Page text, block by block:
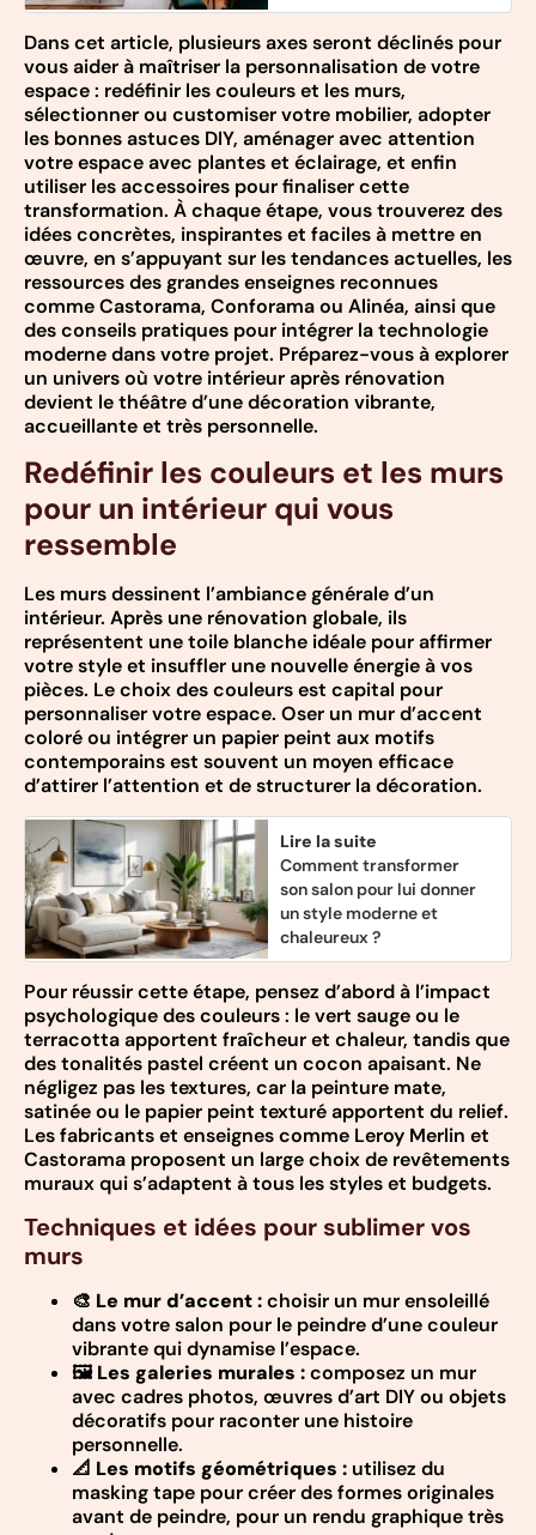
Dans cet article, plusieurs axes seront déclinés pour
vous aider à maîtriser la personnalisation de votre
espace : redéfinir les couleurs et les murs,
sélectionner ou customiser votre mobilier, adopter
les bonnes astuces DIY, aménager avec attention
votre espace avec plantes et éclairage, et enfin
utiliser les accessoires pour finaliser cette
transformation. À chaque étape, vous trouverez des
idées concrètes, inspirantes et faciles à mettre en
œuvre, en s’appuyant sur les tendances actuelles, les
ressources des grandes enseignes reconnues
comme Castorama, Conforama ou Alinéa, ainsi que
des conseils pratiques pour intégrer la technologie
moderne dans votre projet. Préparez-vous à explorer
un univers où votre intérieur après rénovation
devient le théâtre d’une décoration vibrante,
accueillante et très personnelle.
Redéfinir les couleurs et les murs
pour un intérieur qui vous
ressemble
Les murs dessinent l’ambiance générale d’un
intérieur. Après une rénovation globale, ils
représentent une toile blanche idéale pour affirmer
votre style et insuffler une nouvelle énergie à vos
pièces. Le choix des couleurs est capital pour
personnaliser votre espace. Oser un mur d’accent
coloré ou intégrer un papier peint aux motifs
contemporains est souvent un moyen efficace
d’attirer l’attention et de structurer la décoration.
Lire la suite
Comment transformer
son salon pour lui donner
un style moderne et
chaleureux ?
Pour réussir cette étape, pensez d’abord à l’impact
psychologique des couleurs : le vert sauge ou le
terracotta apportent fraîcheur et chaleur, tandis que
des tonalités pastel créent un cocon apaisant. Ne
négligez pas les textures, car la peinture mate,
satinée ou le papier peint texturé apportent du relief.
Les fabricants et enseignes comme Leroy Merlin et
Castorama proposent un large choix de revêtements
muraux qui s’adaptent à tous les styles et budgets.
Techniques et idées pour sublimer vos
murs
🎨 Le mur d’accent :choisir un mur ensoleillé
dans votre salon pour le peindre d’une couleur
vibrante qui dynamise l’espace.
🖼️Les galeries murales :composez un mur
avec cadres photos, œuvres d’art DIY ou objets
décoratifs pour raconter une histoire
personnelle.
📐 Les motifs géométriques : utilisez du
masking tape pour créer des formes originales
avant de peindre, pour un rendu graphique très